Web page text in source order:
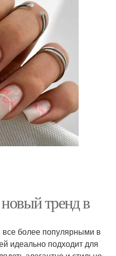
тренд в
все более популярными в
идеально подходит для